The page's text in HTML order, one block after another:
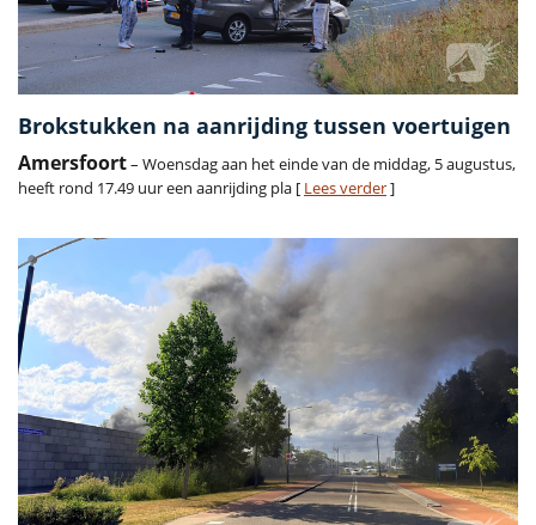
Brokstukken na aanrijding tussen voertuigen
Amersfoort– Woensdag aan het einde van de middag, 5 augustus,
heeft rond 17.49 uur een aanrijding pla [ Lees verder]